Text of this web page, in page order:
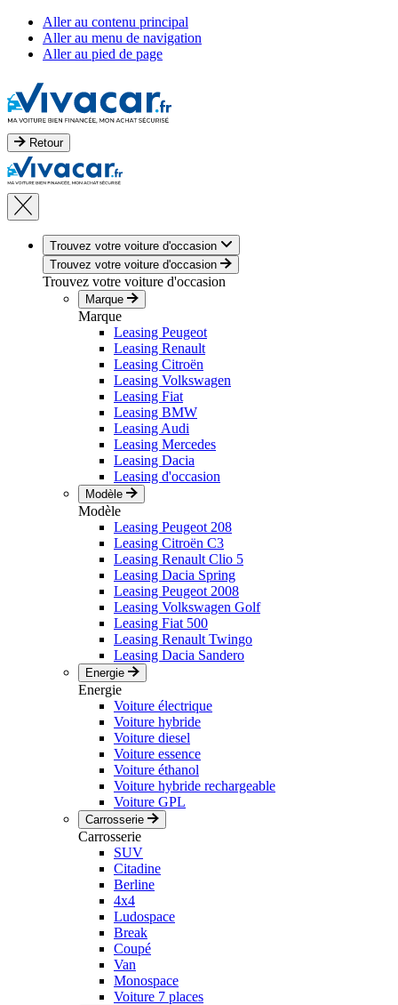
Aller au contenu principal
Aller au menu de navigation
Aller au pied de page
Retour
Trouvez votre voiture d'occasion
Trouvez votre voiture d'occasion
Trouvez votre voiture d'occasion
Marque
Marque
Leasing Peugeot
Leasing Renault
Leasing Citroën
Leasing Volkswagen
Leasing Fiat
Leasing BMW
Leasing Audi
Leasing Mercedes
Leasing Dacia
Leasing d'occasion
Modèle
Modèle
Leasing Peugeot 208
Leasing Citroën C3
Leasing Renault Clio 5
Leasing Dacia Spring
Leasing Peugeot 2008
Leasing Volkswagen Golf
Leasing Fiat 500
Leasing Renault Twingo
Leasing Dacia Sandero
Energie
Energie
Voiture électrique
Voiture hybride
Voiture diesel
Voiture essence
Voiture éthanol
Voiture hybride rechargeable
Voiture GPL
Carrosserie
Carrosserie
SUV
Citadine
Berline
4x4
Ludospace
Break
Coupé
Van
Monospace
Voiture 7 places